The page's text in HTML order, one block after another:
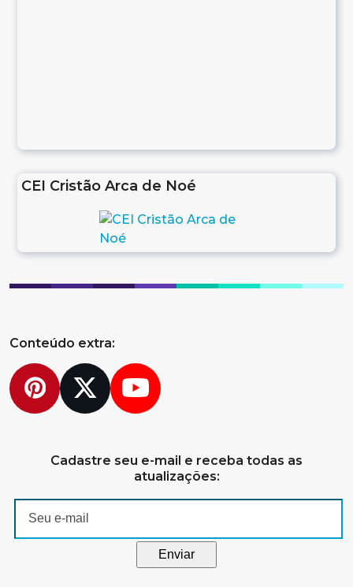
CEI Cristão Arca de Noé
Conteúdo extra:
Pinterest
TwitterYouTube
Cadastre seu e-mail e receba todas as
atualizações: